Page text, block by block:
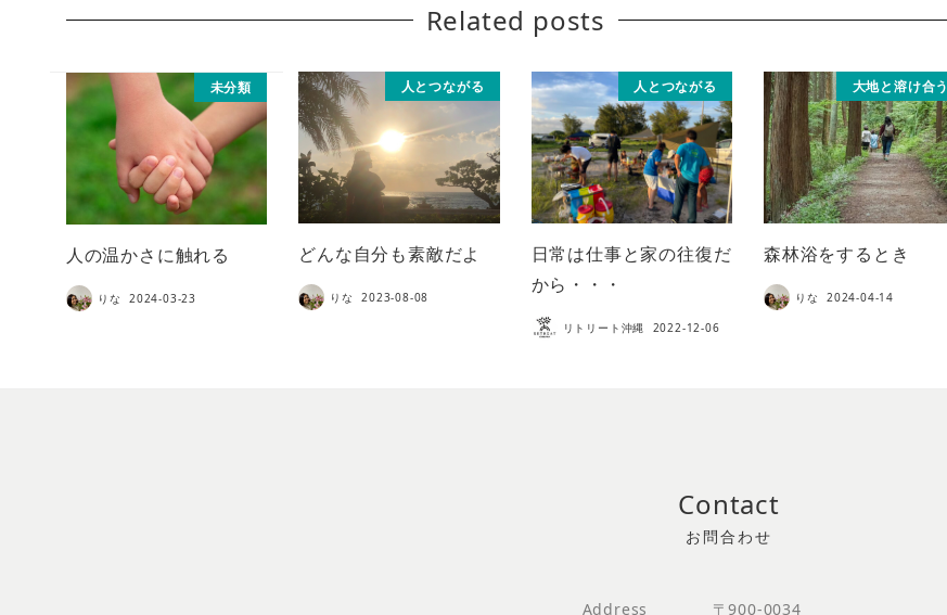
Related posts
未分類
人の温かさに触れる
りな 2024-03-23
人とつながる
どんな自分も素敵だよ
りな 2023-08-08
人とつながる
日常は仕事と家の往復だ
から・・・
リトリート沖縄 2022-12-06
大地と溶け合う
森林浴をするとき
りな 2024-04-14
Contact
Address 〒900-0034